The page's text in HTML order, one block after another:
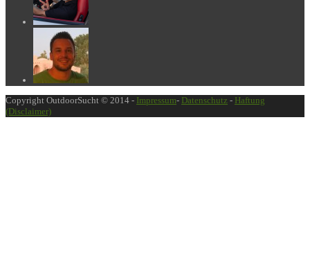
Copyright OutdoorSucht © 2014 - Impressum- Datenschutz - Haftung
(Disclaimer)